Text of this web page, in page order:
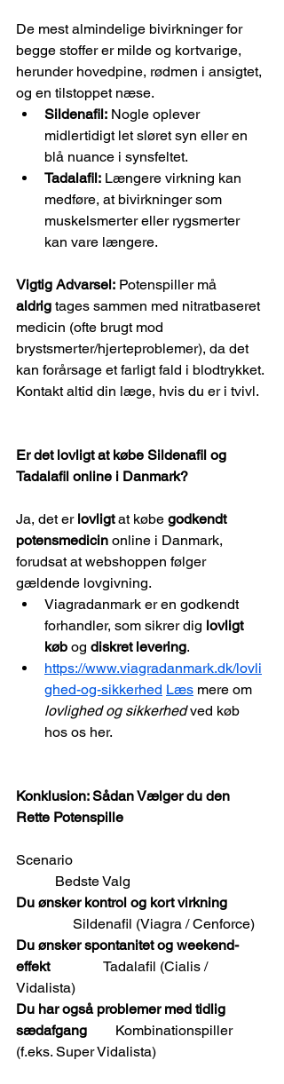
De mest almindelige bivirkninger for
begge stoffer er milde og kortvarige,
herunder hovedpine, rødmen i ansigtet,
og en tilstoppet næse.
Sildenafil: Nogle oplever
midlertidigt let sløret syn eller en
blå nuance i synsfeltet.
Tadalafil: Længere virkning kan
medføre, at bivirkninger som
muskelsmerter eller rygsmerter
kan vare længere.
Vigtig Advarsel: Potenspiller må
aldrig tages sammen med nitratbaseret
medicin (ofte brugt mod
brystsmerter/hjerteproblemer), da det
kan forårsage et farligt fald i blodtrykket.
Kontakt altid din læge, hvis du er i tvivl.
Er det lovligt at købe Sildenafil og
Tadalafil online i Danmark?
Ja, det er lovligt at købe godkendt
potensmedicin online i Danmark,
forudsat at webshoppen følger
gældende lovgivning.
Viagradanmark er en godkendt
forhandler, som sikrer dig lovligt
køb og diskret levering.
https://www.viagradanmark.dk/lovli
ghed-og-sikkerhed Læs mere om
lovlighed og sikkerhed ved køb
hos os her.
Konklusion: Sådan Vælger du den
Rette Potenspille
Scenario
           Bedste Valg
Du ønsker kontrol og kort virkning
Sildenafil (Viagra / Cenforce)
Du ønsker spontanitet og weekend-
effekt Tadalafil (Cialis /
Vidalista)
Du har også problemer med tidlig
sædafgang Kombinationspiller
(f.eks. Super Vidalista)